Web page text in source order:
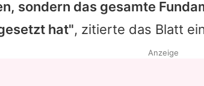
sondern das gesamte
hat", zitierte das Blatt
Anzeige